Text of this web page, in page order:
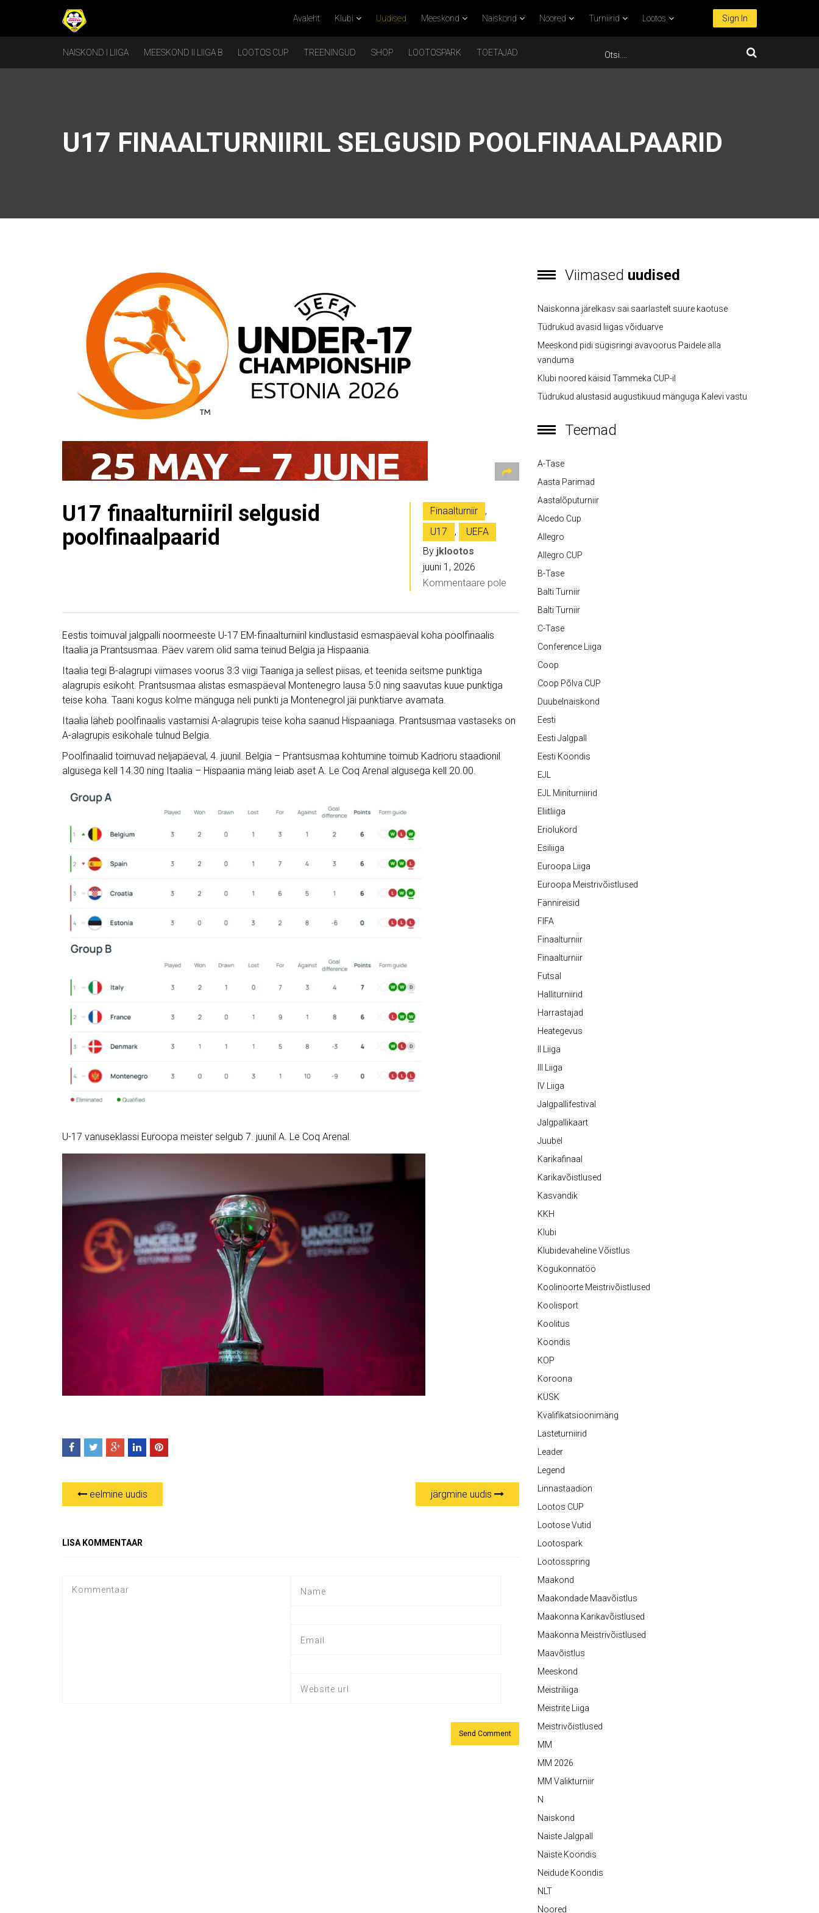
Avaleht Klubi Uudised Meeskond Naiskond Noored Turniirid Lootos Sign In
NAISKOND I LIIGA MEESKOND II LIIGA B LOOTOS CUP TREENINGUD SHOP LOOTOSPARK TOETAJAD
U17 FINAALTURNIIRIL SELGUSID POOLFINAALPAARID
U17 finaalturniiril selgusid
poolfinaalpaarid
Finaalturniir
,
U17
,
UEFA
By jklootos
juuni 1, 2026
Kommentaare pole
Eestis toimuval jalgpalli noormeeste U-17 EM-finaalturniiril kindlustasid esmaspäeval koha poolfinaalis
Itaalia ja Prantsusmaa. Päev varem olid sama teinud Belgia ja Hispaania.
Itaalia tegi B-alagrupi viimases voorus 3:3 viigi Taaniga ja sellest piisas, et teenida seitsme punktiga
alagrupis esikoht. Prantsusmaa alistas esmaspäeval Montenegro lausa 5:0 ning saavutas kuue punktiga
teise koha. Taani kogus kolme mänguga neli punkti ja Montenegrol jäi punktiarve avamata.
Itaalia läheb poolfinaalis vastamisi A-alagrupis teise koha saanud Hispaaniaga. Prantsusmaa vastaseks on
A-alagrupis esikohale tulnud Belgia.
Poolfinaalid toimuvad neljapäeval, 4. juunil. Belgia – Prantsusmaa kohtumine toimub Kadrioru staadionil
algusega kell 14.30 ning Itaalia – Hispaania mäng leiab aset A. Le Coq Arenal algusega kell 20.00.
U-17 vanuseklassi Euroopa meister selgub 7. juunil A. Le Coq Arenal.
eelmine uudis järgmine uudis
LISA KOMMENTAAR
Viimased uudised
Naiskonna järelkasv sai saarlastelt suure kaotuse
Tüdrukud avasid liigas võiduarve
Meeskond pidi sügisringi avavoorus Paidele alla
vanduma
Klubi noored käisid Tammeka CUP-il
Tüdrukud alustasid augustikuud mänguga Kalevi vastu
Teemad
A-Tase
Aasta Parimad
Aastalõputurniir
Alcedo Cup
Allegro
Allegro CUP
B-Tase
Balti Turniir
Balti Turniir
C-Tase
Conference Liiga
Coop
Coop Põlva CUP
Duubelnaiskond
Eesti
Eesti Jalgpall
Eesti Koondis
EJL
EJL Miniturniirid
Eliitliiga
Eriolukord
Esiliiga
Euroopa Liiga
Euroopa Meistrivõistlused
Fännireisid
FIFA
Finaalturniir
Finaalturniir
Futsal
Halliturniirid
Harrastajad
Heategevus
II Liiga
III Liiga
IV Liiga
Jalgpallifestival
Jalgpallikaart
Juubel
Karikafinaal
Karikavõistlused
Kasvandik
KKH
Klubi
Klubidevaheline Võistlus
Kogukonnatöö
Koolinoorte Meistrivõistlused
Koolisport
Koolitus
Koondis
KOP
Koroona
KÜSK
Kvalifikatsioonimäng
Lasteturniirid
Leader
Legend
Linnastaadion
Lootos CUP
Lootose Vutid
Lootospark
Lootosspring
Maakond
Maakondade Maavõistlus
Maakonna Karikavõistlused
Maakonna Meistrivõistlused
Maavõistlus
Meeskond
Meistriliiga
Meistrite Liiga
Meistrivõistlused
MM
MM 2026
MM Valikturniir
N
Naiskond
Naiste Jalgpall
Naiste Koondis
Neidude Koondis
NLT
Noored